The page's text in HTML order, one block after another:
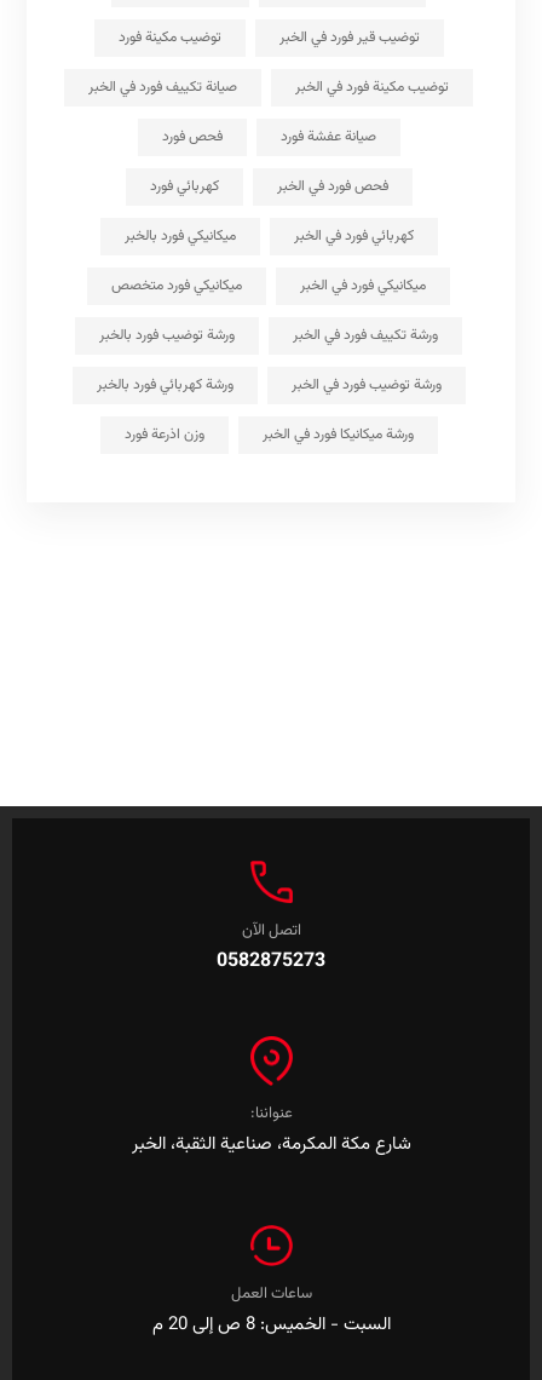
توضيب قير فورد في الخبر توضيب مكينة فورد
توضيب مكينة فورد في الخبر صيانة تكييف فورد في الخبر
صيانة عفشة فورد فحص فورد
فحص فورد في الخبر كهربائي فورد
كهربائي فورد في الخبر ميكانيكي فورد بالخبر
ميكانيكي فورد في الخبر ميكانيكي فورد متخصص
ورشة تكييف فورد في الخبر ورشة توضيب فورد بالخبر
ورشة توضيب فورد في الخبر ورشة كهربائي فورد بالخبر
ورشة ميكانيكا فورد في الخبر وزن اذرعة فورد
اتصل الآن
0582875273
عنواننا:
شارع مكة المكرمة، صناعية الثقبة، الخبر
ساعات العمل
السبت - الخميس: 8 ص إلى 20 م